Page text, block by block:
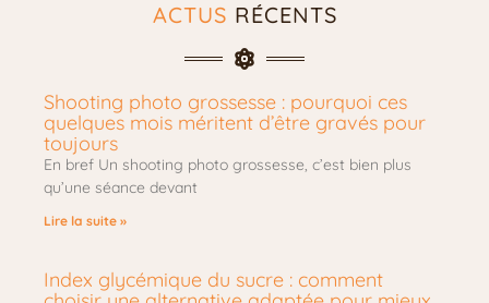
ACTUS RÉCENTS
Shooting photo grossesse : pourquoi ces
quelques mois méritent d’être gravés pour
toujours
En bref Un shooting photo grossesse, c’est bien plus
qu’une séance devant
Lire la suite »
Index glycémique du sucre : comment